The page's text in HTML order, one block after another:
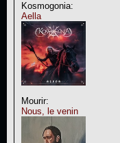
Kosmogonia:
Aella
Mourir:
Nous, le venin